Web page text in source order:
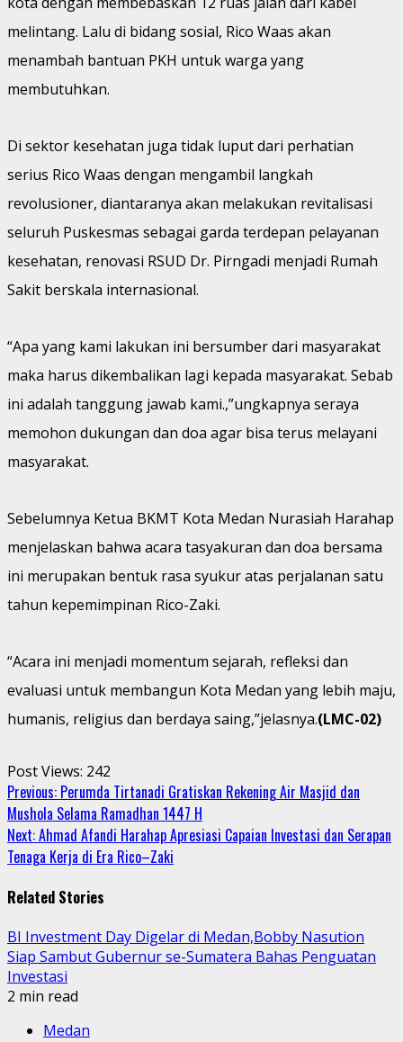
melintang. Lalu di bidang sosial, Rico Waas akan
menambah bantuan PKH untuk warga yang
membutuhkan.
Di sektor kesehatan juga tidak luput dari perhatian
serius Rico Waas dengan mengambil langkah
revolusioner, diantaranya akan melakukan revitalisasi
seluruh Puskesmas sebagai garda terdepan pelayanan
kesehatan, renovasi RSUD Dr. Pirngadi menjadi Rumah
Sakit berskala internasional.
“Apa yang kami lakukan ini bersumber dari masyarakat
maka harus dikembalikan lagi kepada masyarakat. Sebab
ini adalah tanggung jawab kami.,”ungkapnya seraya
memohon dukungan dan doa agar bisa terus melayani
masyarakat.
Sebelumnya Ketua BKMT Kota Medan Nurasiah Harahap
menjelaskan bahwa acara tasyakuran dan doa bersama
ini merupakan bentuk rasa syukur atas perjalanan satu
tahun kepemimpinan Rico-Zaki.
“Acara ini menjadi momentum sejarah, refleksi dan
evaluasi untuk membangun Kota Medan yang lebih maju,
humanis, religius dan berdaya saing,”jelasnya.(LMC-02)
Post Views: 242
Continue
Reading
Previous: Perumda Tirtanadi Gratiskan Rekening Air Masjid dan
Mushola Selama Ramadhan 1447 H
Next:Ahmad Afandi Harahap Apresiasi Capaian Investasi dan Serapan
Tenaga Kerja di Era Rico–Zaki
Related Stories
BI Investment Day Digelar di Medan,Bobby Nasution
Siap Sambut Gubernur se-Sumatera Bahas Penguatan
Investasi
2 min read
Medan